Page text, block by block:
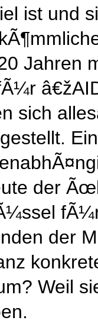
ist und
Jahren
sich
der
der
Weil